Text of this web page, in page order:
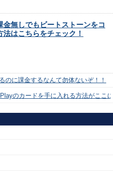
金無しでもビートストーンをコ
法はこちらをチェック！
のに課金するなんて勿体ないぞ！！
のカードを手に入れる方法がここ